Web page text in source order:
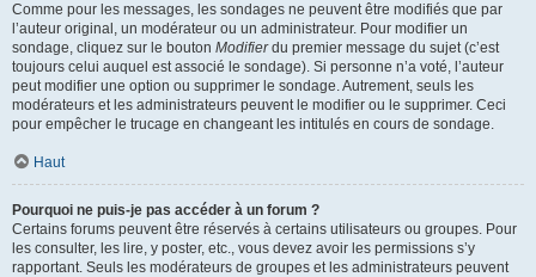
Comme pour les messages, les sondages ne peuvent être modifiés que par
l’auteur original, un modérateur ou un administrateur. Pour modifier un
sondage, cliquez sur le bouton Modifierdu premier message du sujet (c’est
toujours celui auquel est associé le sondage). Si personne n’a voté, l’auteur
peut modifier une option ou supprimer le sondage. Autrement, seuls les
modérateurs et les administrateurs peuvent le modifier ou le supprimer. Ceci
pour empêcher le trucage en changeant les intitulés en cours de sondage.
Haut
Pourquoi ne puis-je pas accéder à un forum ?
Certains forums peuvent être réservés à certains utilisateurs ou groupes. Pour
les consulter, les lire, y poster, etc., vous devez avoir les permissions s’y
rapportant. Seuls les modérateurs de groupes et les administrateurs peuvent